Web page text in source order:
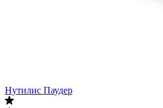
Нутилис Паудер